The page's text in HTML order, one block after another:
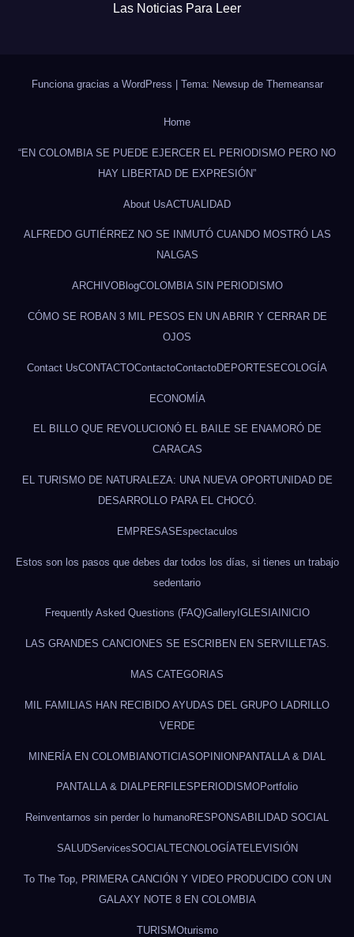
Las Noticias Para Leer
Funciona gracias a WordPress | Tema: Newsup de Themeansar
Home
“EN COLOMBIA SE PUEDE EJERCER EL PERIODISMO PERO NO
HAY LIBERTAD DE EXPRESIÓN”
About UsACTUALIDAD
ALFREDO GUTIÉRREZ NO SE INMUTÓ CUANDO MOSTRÓ LAS
NALGAS
ARCHIVOBlogCOLOMBIA SIN PERIODISMO
CÓMO SE ROBAN 3 MIL PESOS EN UN ABRIR Y CERRAR DE
OJOS
Contact UsCONTACTOContactoContactoDEPORTES ECOLOGÍA
ECONOMÍA
EL BILLO QUE REVOLUCIONÓ EL BAILE SE ENAMORÓ DE
CARACAS
EL TURISMO DE NATURALEZA: UNA NUEVA OPORTUNIDAD DE
DESARROLLO PARA EL CHOCÓ.
EMPRESAS Espectaculos
Estos son los pasos que debes dar todos los días, si tienes un trabajo
sedentario
Frequently Asked Questions (FAQ)GalleryIGLESIAINICIO
LAS GRANDES CANCIONES SE ESCRIBEN EN SERVILLETAS.
MAS CATEGORIAS
MIL FAMILIAS HAN RECIBIDO AYUDAS DEL GRUPO LADRILLO
VERDE
MINERÍA EN COLOMBIANOTICIASOPINIONPANTALLA & DIAL
PANTALLA & DIALPERFILES PERIODISMOPortfolio
Reinventarnos sin perder lo humanoRESPONSABILIDAD SOCIAL
SALUDServicesSOCIAL TECNOLOGÍATELEVISIÓN
To The Top, PRIMERA CANCIÓN Y VIDEO PRODUCIDO CON UN
GALAXY NOTE 8 EN COLOMBIA
TURISMOturismo